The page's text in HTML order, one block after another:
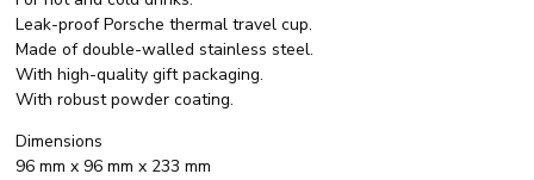
Leak-proof Porsche thermal travel cup.
Made of double-walled stainless steel.
With high-quality gift packaging.
With robust powder coating.
Dimensions
96 mm x 96 mm x 233 mm